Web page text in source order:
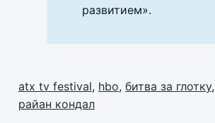
развитием».
atx tv festival, hbo, битва за глотку,
райан кондал